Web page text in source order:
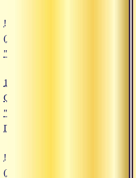
![16.09.2019 Сатсанг
(https://www.advayta.org/upload/
"16.09.2019 Сатсанг
16.09.2019
Сатсанг
"Священная
Ганга"
![13.09.2019 Сатсанг "Сила
(https://www.advayta.org/upload/